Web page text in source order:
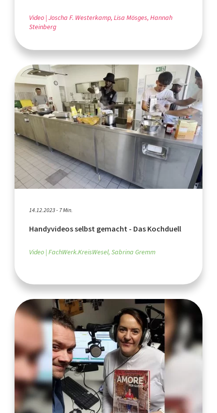
Video Joscha F. Westerkamp, Lisa Mösges, Hannah
Steinberg
14.12.2023 - 7 Min.
Handyvideos selbst gemacht - Das Kochduell
Video FachWerk.KreisWesel, Sabrina Gremm